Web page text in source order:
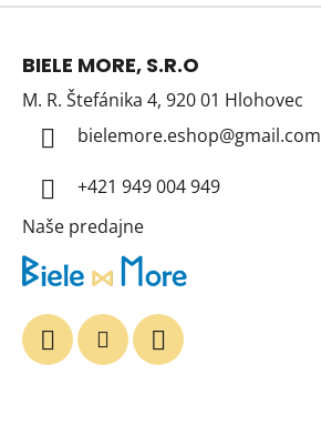
Z
BIELE MORE, S.R.O
M. R. Štefánika 4, 920 01 Hlohovec
bielemore.eshop@gmail.com
+421 949 004 949
Naše predajne